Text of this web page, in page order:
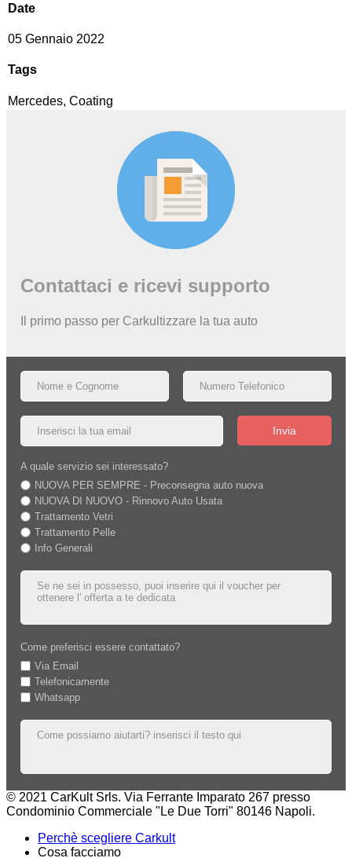
Date
05 Gennaio 2022
Tags
Mercedes, Coating
Contattaci e ricevi supporto
Il primo passo per Carkultizzare la tua auto
Invia
A quale servizio sei interessato?
NUOVA PER SEMPRE - Preconsegna auto nuova
NUOVA DI NUOVO - Rinnovo Auto Usata
Trattamento Vetri
Trattamento Pelle
Info Generali
Come preferisci essere contattato?
Via Email
Telefonicamente
Whatsapp
© 2021 CarKult Srls. Via Ferrante Imparato 267 presso
Condominio Commerciale "Le Due Torri" 80146 Napoli.
Perchè scegliere Carkult
Cosa facciamo